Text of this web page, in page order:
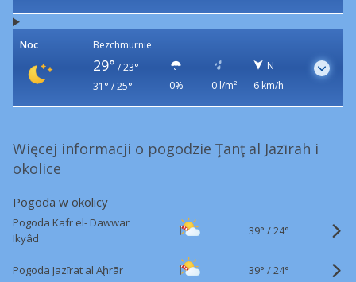
Noc Bezchmurnie
29° / 23°
31° / 25°
0% 0 l/m²
N
6 km/h
Więcej informacji o pogodzie Ţanţ al Jazīrah i
okolice
Pogoda w okolicy
Pogoda Kafr el- Dawwar
Ikyâd
39° /24°
Pogoda Jazīrat al Aḩrār 39° /24°